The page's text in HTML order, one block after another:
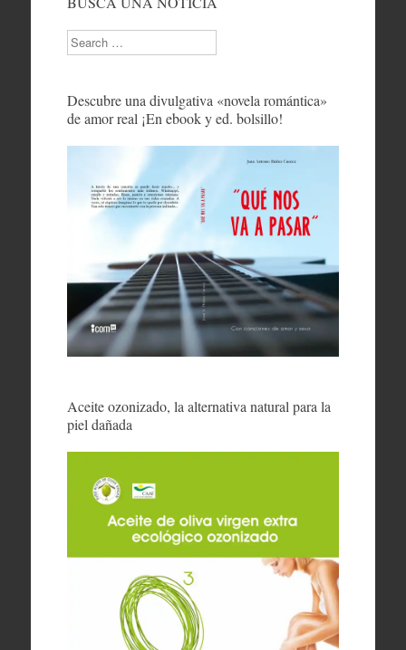
Search
Descubre una divulgativa «novela romántica»
de amor real ¡En ebook y ed. bolsillo!
Aceite ozonizado, la alternativa natural para la
piel dañada